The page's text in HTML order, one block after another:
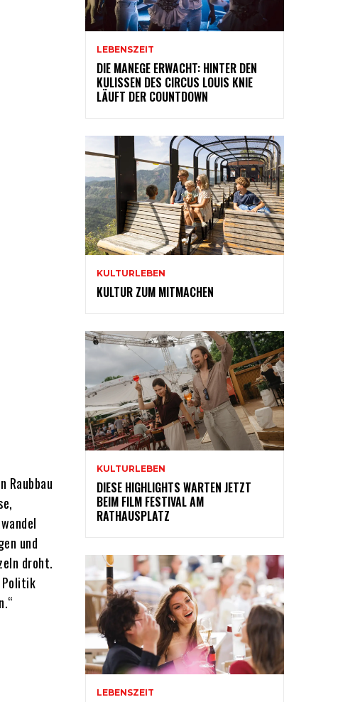
Raubbau
und
droht.
Politik
LEBENSZEIT
DIE MANEGE ERWACHT: HINTER DEN
KULISSEN DES CIRCUS LOUIS KNIE
LÄUFT DER COUNTDOWN
KULTURLEBEN
KULTUR ZUM MITMACHEN
KULTURLEBEN
DIESE HIGHLIGHTS WARTEN JETZT
BEIM FILM FESTIVAL AM
RATHAUSPLATZ
LEBENSZEIT